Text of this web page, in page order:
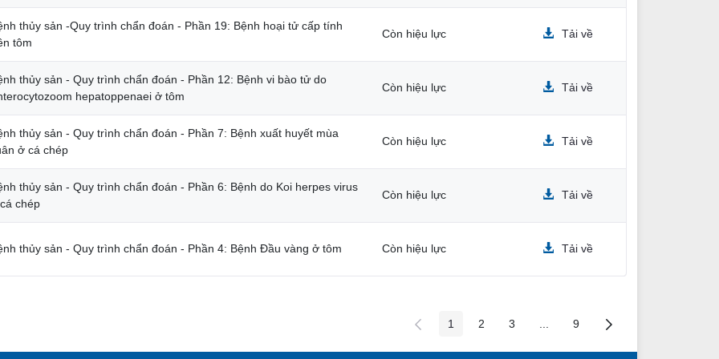
thủy sản -Quy trình chẩn đoán - Phần 19: Bệnh hoại tử cấp tính
tôm
Còn hiệu lực Tải về
thủy sản - Quy trình chẩn đoán - Phần 12: Bệnh vi bào tử do
hepatoppenaei ở tôm
Còn hiệu lực Tải về
thủy sản - Quy trình chẩn đoán - Phần 7: Bệnh xuất huyết mùa
ở cá chép
Còn hiệu lực Tải về
thủy sản - Quy trình chẩn đoán - Phần 6: Bệnh do Koi herpes virus
chép
Còn hiệu lực Tải về
thủy sản - Quy trình chẩn đoán - Phần 4: Bệnh Đầu vàng ở tôm Còn hiệu lực Tải về
Các trang trên cổng
1 Các trang trên cổng
2 Các trang trên cổng
3 Các trang trung gian
Các trang trên cổng
9